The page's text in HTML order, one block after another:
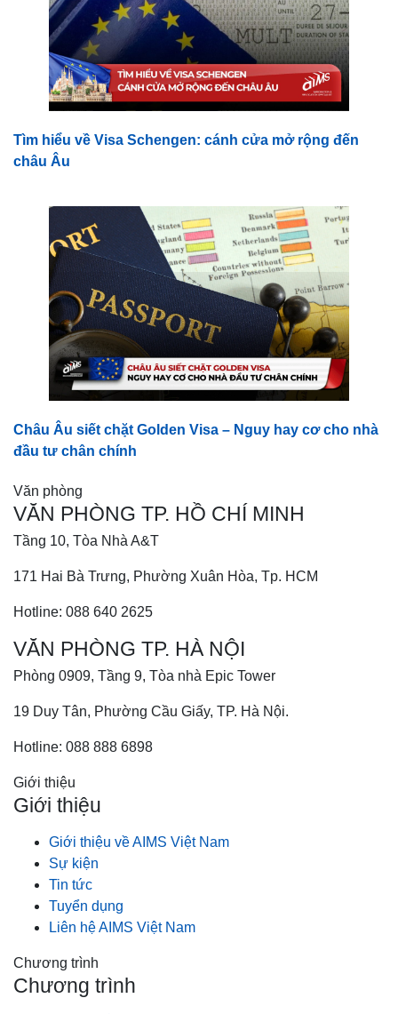
Tìm hiểu về Visa Schengen: cánh cửa mở rộng đến
châu Âu
Châu Âu siết chặt Golden Visa – Nguy hay cơ cho nhà
đầu tư chân chính
Văn phòng
VĂN PHÒNG TP. HỒ CHÍ MINH
Tầng 10, Tòa Nhà A&T
171 Hai Bà Trưng, Phường Xuân Hòa, Tp. HCM
Hotline: 088 640 2625
VĂN PHÒNG TP. HÀ NỘI
Phòng 0909, Tầng 9, Tòa nhà Epic Tower
19 Duy Tân, Phường Cầu Giấy, TP. Hà Nội.
Hotline: 088 888 6898
Giới thiệu
Giới thiệu
Giới thiệu về AIMS Việt Nam
Sự kiện
Tin tức
Tuyển dụng
Liên hệ AIMS Việt Nam
Chương trình
Chương trình